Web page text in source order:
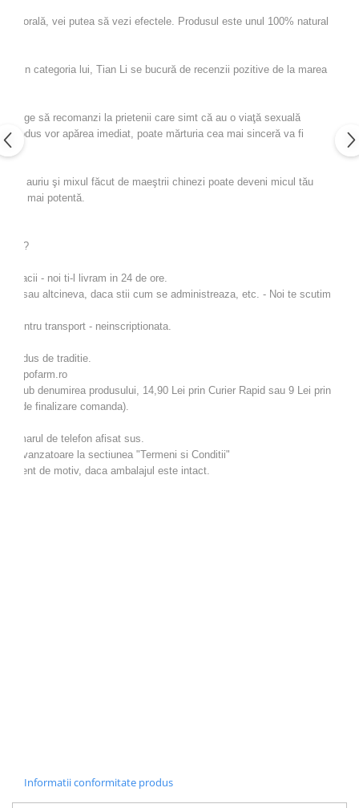
orală, vei putea să vezi efectele. Produsul este unul 100% natural
din categoria lui, Tian Li se bucură de recenzii pozitive de la marea
să recomanzi la prietenii care simt că au o viaţă sexuală
produs vor apărea imediat, poate mărturia cea mai sinceră va fi
auriu şi mixul făcut de maeştrii chinezi poate deveni micul tău
şi mai potentă.
?
- noi ti-l livram in 24 de ore.
sau altcineva, daca stii cum se administreaza, etc. - Noi te scutim
pentru transport - neinscriptionata.
de traditie.
napofarm.ro
sub denumirea produsului, 14,90 Lei prin Curier Rapid sau 9 Lei prin
de finalizare comanda).
de telefon afisat sus.
vanzatoare la sectiunea "Termeni si Conditii"
de motiv, daca ambalajul este intact.
Informatii conformitate produs